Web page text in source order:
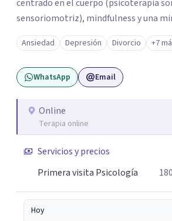
centrado en el cuerpo (psicoterapia
sensoriomotriz), mindfulness y una
psicodinámica. En terapia te ayudo a
pasa sin juicio, a regular tu sistema
desarrollar recursos concretos para
presente, estable y en paz contigo.
lo que me permite abordar dinámicas
pueden estar influyendo en tu historia
Ansiedad Depresión Divorcio +7
WhatsApp Email
Online
Terapia online
Servicios y precios
Primera visita Psicología
Hoy